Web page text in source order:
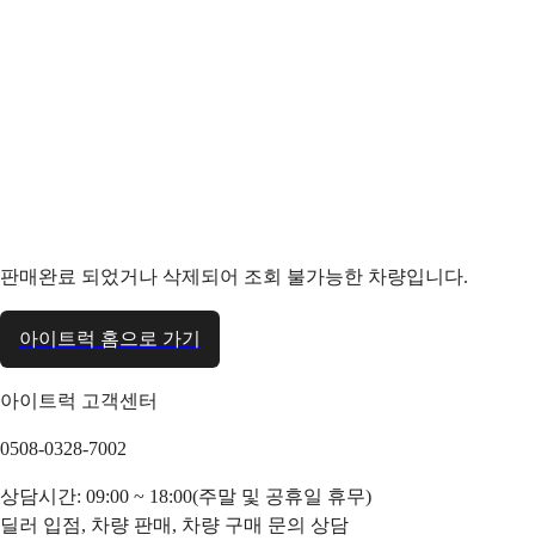
판매완료 되었거나 삭제되어 조회 불가능한 차량입니다.
아이트럭 홈으로 가기
아이트럭 고객센터
0508-0328-7002
상담시간: 09:00 ~ 18:00(주말 및 공휴일 휴무)
딜러 입점, 차량 판매, 차량 구매 문의 상담